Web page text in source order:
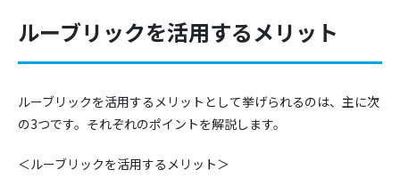
ルーブリックを活用するメリット
ルーブリックを活用するメリットとして挙げられるのは、主に次
の3つです。それぞれのポイントを解説します。
＜ルーブリックを活用するメリット＞